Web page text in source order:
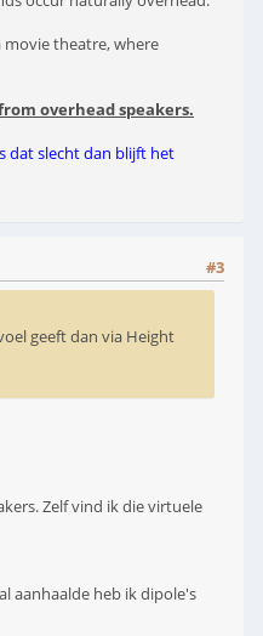
theatre, where
overhead speakers.
dat slecht dan blijft het
#3
geeft dan via Height
Zelf vind ik die virtuele
aanhaalde heb ik dipole's